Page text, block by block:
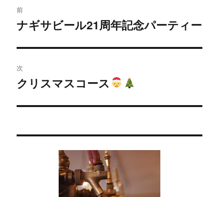
稿
ビ
ゲ
ー
前
過
の
投
稿:
ナギサビール21周年記念パーティー
次
次
投
クリスマスコース